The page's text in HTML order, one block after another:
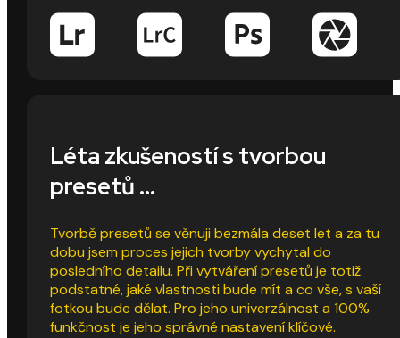
Léta zkušeností s tvorbou
presetů ...
Tvorbě presetů se věnuji bezmála deset let a za tu
dobu jsem proces jejich tvorby vychytal do
posledního detailu. Při vytváření presetů je totiž
podstatné, jaké vlastnosti bude mít a co vše, s vaší
fotkou bude dělat. Pro jeho univerzálnost a 100%
funkčnost je jeho správné nastavení klíčové.